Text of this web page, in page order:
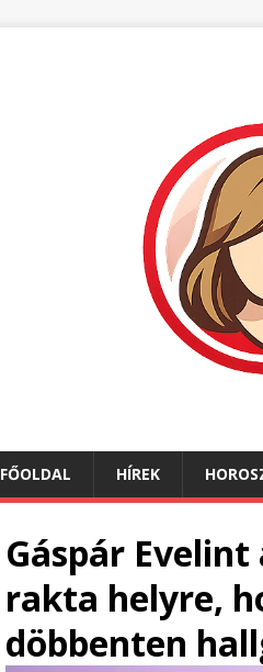
FŐOLDAL HÍREK
Gáspár
rakta helyre,
döbbenten